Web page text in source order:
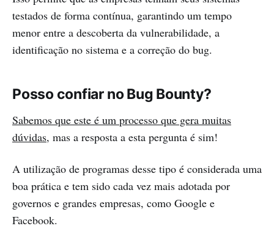
testados de forma contínua, garantindo um tempo
menor entre a descoberta da vulnerabilidade, a
identificação no sistema e a correção do bug.
Posso confiar no Bug Bounty?
Sabemos que este é um processo que gera muitas
dúvidas, mas a resposta a esta pergunta é sim!
A utilização de programas desse tipo é considerada uma
boa prática e tem sido cada vez mais adotada por
governos e grandes empresas, como Google e
Facebook.